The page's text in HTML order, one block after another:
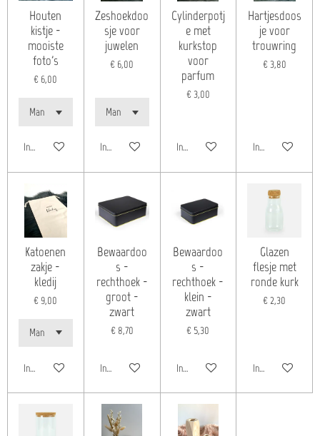
Houten
kistje -
mooiste
foto's
€ 6,00
In winkelwagen
Zeshoekdoo
sje voor
juwelen
€ 6,00
In winkelwagen
Cylinderpotj
e met
kurkstop
voor
parfum
€ 3,00
In winkelwagen
Hartjesdoos
je voor
trouwring
€ 3,80
In winkelwagen
Katoenen
zakje -
kledij
€ 9,00
In winkelwagen
Bewaardoo
s -
rechthoek -
groot -
zwart
€ 8,70
In winkelwagen
Bewaardoo
s -
rechthoek -
klein -
zwart
€ 5,30
In winkelwagen
Glazen
flesje met
ronde kurk
€ 2,30
In winkelwagen